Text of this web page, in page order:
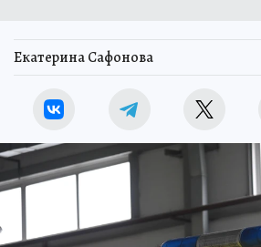
Екатерина Сафонова